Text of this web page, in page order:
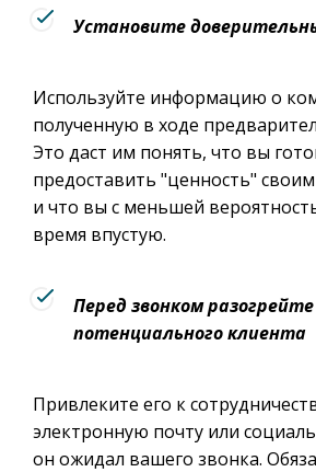
Установите
Используйте информацию о
полученную в ходе
Это даст им понять, что вы
предоставить "ценность"
и что вы с меньшей
время впустую.
Перед звонком разогрейте
потенциального клиента
Привлеките его к
электронную почту или
он ожидал вашего звонка.